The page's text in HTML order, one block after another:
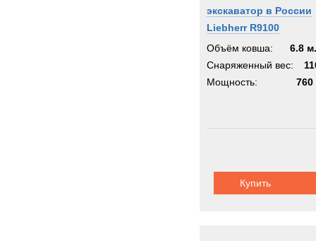
экскаватор в России
Liebherr R9100
Объём ковша:
6.8
Снаряженный вес:
Мощность:
760
Купить